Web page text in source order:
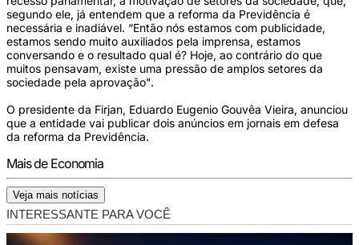
segundo ele, já entendem que a reforma da Previdência é
necessária e inadiável. “Então nós estamos com publicidade,
estamos sendo muito auxiliados pela imprensa, estamos
conversando e o resultado qual é? Hoje, ao contrário do que
muitos pensavam, existe uma pressão de amplos setores da
sociedade pela aprovação".
O presidente da Firjan, Eduardo Eugenio Gouvêa Vieira, anunciou
que a entidade vai publicar dois anúncios em jornais em defesa
da reforma da Previdência.
Mais de Economia
Veja mais notícias